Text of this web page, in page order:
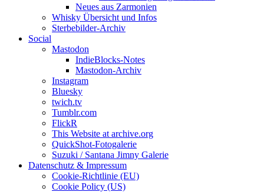
Neues aus Zarmonien
Whisky Übersicht und Infos
Sterbebilder-Archiv
Social
Mastodon
IndieBlocks-Notes
Mastodon-Archiv
Instagram
Bluesky
twich.tv
Tumblr.com
FlickR
This Website at archive.org
QuickShot-Fotogalerie
Suzuki / Santana Jimny Galerie
Datenschutz & Impressum
Cookie-Richtlinie (EU)
Cookie Policy (US)